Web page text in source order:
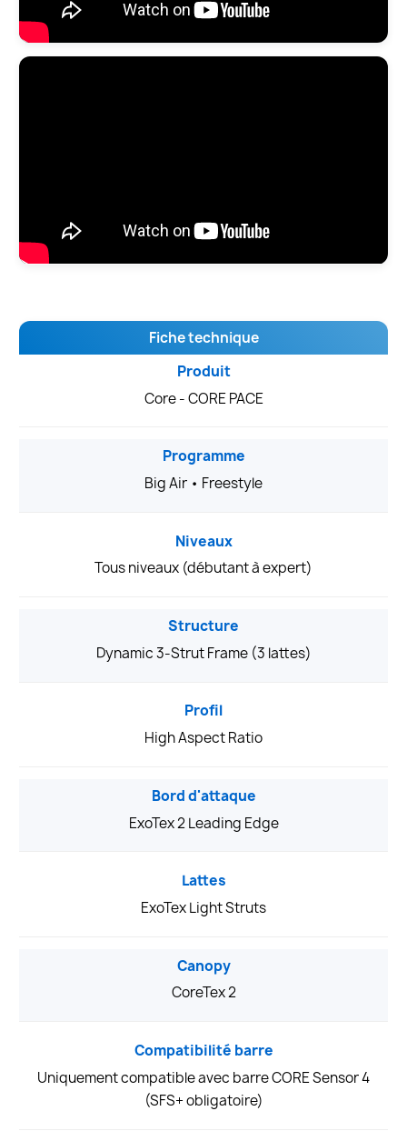
Fiche technique
Produit
Core - CORE PACE
Programme
Big Air • Freestyle
Niveaux
Tous niveaux (débutant à expert)
Structure
Dynamic 3-Strut Frame (3 lattes)
Profil
High Aspect Ratio
Bord d'attaque
ExoTex 2 Leading Edge
Lattes
ExoTex Light Struts
Canopy
CoreTex 2
Compatibilité barre
Uniquement compatible avec barre CORE Sensor 4
(SFS+ obligatoire)